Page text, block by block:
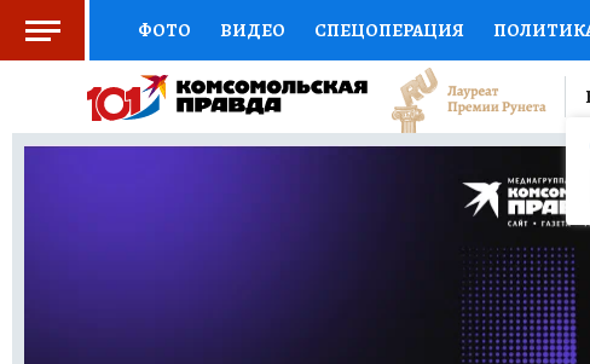
ФОТО ВИДЕО СПЕЦОПЕРАЦИЯ
СОЦПОДДЕРЖКА НАУКА СПОРТ
ВЫБОР ЭКСПЕРТОВ ДОКТОР ФИНАНСЫ
ПРОГНОЗЫ НА СПОРТ
ТЕЛЕВИЗОР
НОВОЕ НА